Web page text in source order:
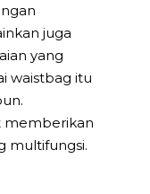
juga
yang
waistbag itu
memberikan
multifungsi.